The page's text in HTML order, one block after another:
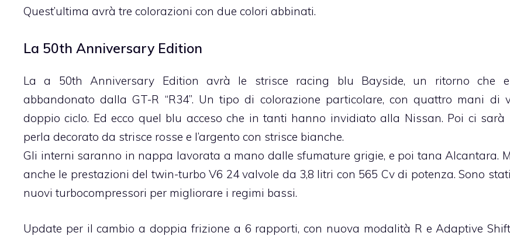
Quest’ultima avrà tre colorazioni con due colori abbinati.
La 50th Anniversary Edition
La a 50th Anniversary Edition avrà le strisce racing blu Bayside, un ritorno che
abbandonato dalla GT-R “R34”. Un tipo di colorazione particolare, con quattro mani di
doppio ciclo. Ed ecco quel blu acceso che in tanti hanno invidiato alla Nissan. Poi ci sarà
perla decorato da strisce rosse e l’argento con strisce bianche.
Gli interni saranno in nappa lavorata a mano dalle sfumature grigie, e poi tana Alcantara.
anche le prestazioni del twin-turbo V6 24 valvole da 3,8 litri con 565 Cv di potenza. Sono
nuovi turbocompressori per migliorare i regimi bassi.
Update per il cambio a doppia frizione a 6 rapporti, con nuova modalità R e Adaptive